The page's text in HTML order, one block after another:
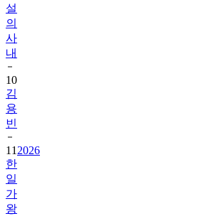
설
의
사
내
10
김
용
빈
11 2026
한
일
가
왕